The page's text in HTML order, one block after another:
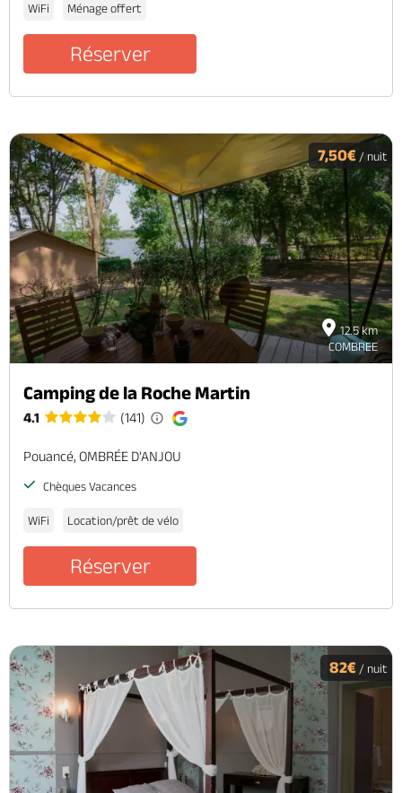
WiFi Ménage offert
Réserver
12.5 km
COMBREE
7,50€ / nuit
Camping de la Roche Martin
4.1 (141)
Pouancé, OMBRÉE D'ANJOU
Chèques Vacances
WiFi Location/prêt de vélo
Réserver
82€ / nuit